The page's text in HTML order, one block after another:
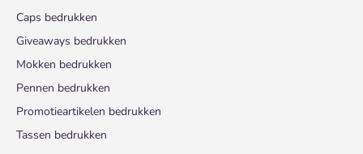
Caps bedrukken
Giveaways bedrukken
Mokken bedrukken
Pennen bedrukken
Promotieartikelen bedrukken
Tassen bedrukken